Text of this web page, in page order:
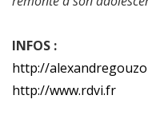
INFOS :
http://
http://www.rdvi.fr